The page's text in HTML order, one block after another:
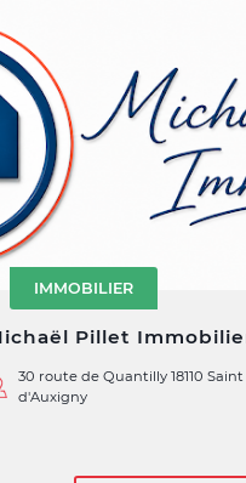
IMMOBILIER
Pillet
30 route de Quantilly 18110
d'Auxigny